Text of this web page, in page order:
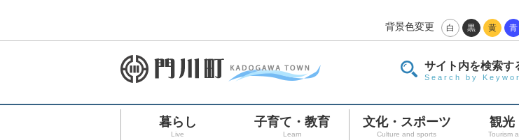
背景色変更 白 黒 黄 青
サイト内を検索す
Search by
暮らし
Live
子育て・教育
Learn
文化・スポーツ
Culture and sports
観光
Tourism